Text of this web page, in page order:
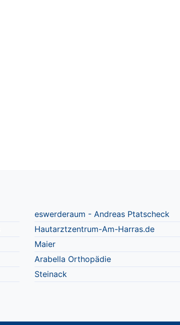
eswerderaum - Andreas Ptatscheck
Hautarztzentrum-Am-Harras.de
Maier
Arabella Orthopädie
Steinack